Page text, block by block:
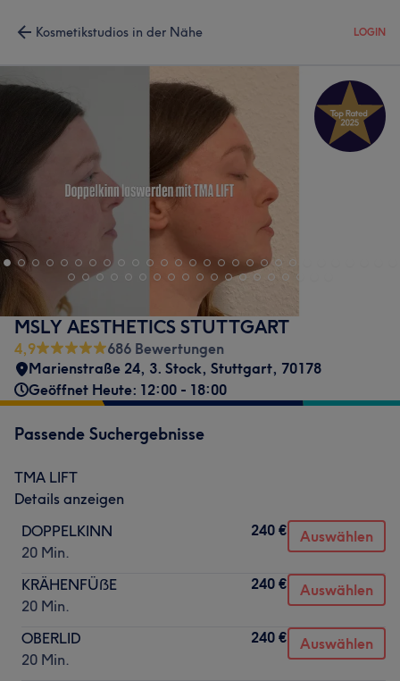
Kosmetikstudios in der Nähe LOGIN
MSLY AESTHETICS STUTTGART
4,9
686 Bewertungen
Marienstraße 24, 3. Stock, Stuttgart, 70178
Geöffnet Heute: 12:00 - 18:00
Passende Suchergebnisse
TMA LIFT
Details anzeigen
DOPPELKINN
20 Min.
240 € Auswählen
KRÄHENFÜẞE
20 Min.
240 € Auswählen
OBERLID
20 Min.
240 € Auswählen